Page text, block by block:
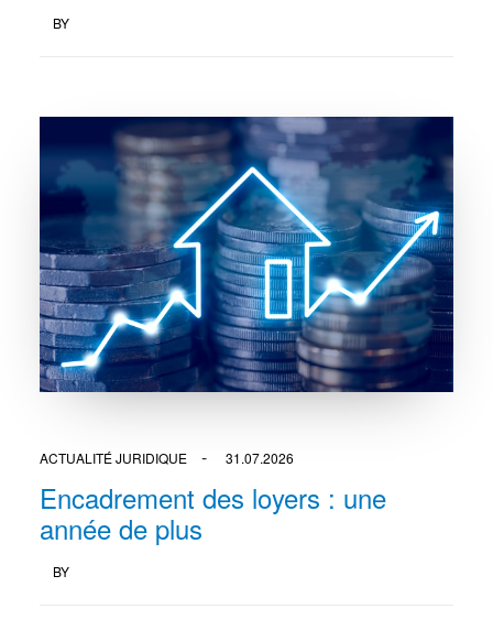
BY
ACTUALITÉ JURIDIQUE 31.07.2026
Encadrement des loyers : une
année de plus
BY